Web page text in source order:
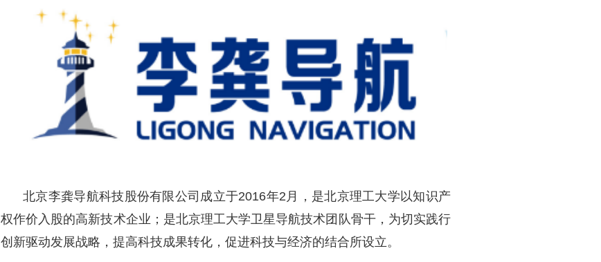
北京李龚导航科技股份有限公司成立于2016年2月，是北京理工大学以知识产
权作价入股的高新技术企业；是北京理工大学卫星导航技术团队骨干，为切实践行
创新驱动发展战略，提高科技成果转化，促进科技与经济的结合所设立。